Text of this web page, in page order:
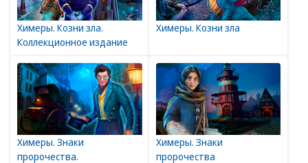
Химеры. Козни зла.
Коллекционное издание
Химеры. Козни зла
Химеры. Знаки
пророчества.
Химеры. Знаки
пророчества